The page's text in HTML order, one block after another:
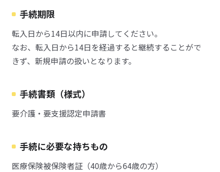
手続期限
転入日から14日以内に申請してください。
なお、転入日から14日を経過すると継続することがで
きず、新規申請の扱いとなります。
手続書類（様式）
要介護・要支援認定申請書
手続に必要な持ちもの
医療保険被保険者証（40歳から64歳の方）